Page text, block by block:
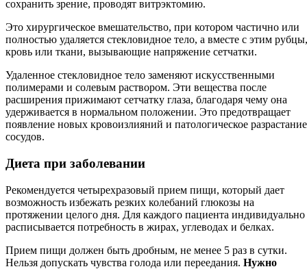
сохранить зрение, проводят витрэктомию.
Это хирургическое вмешательство, при котором частично или
полностью удаляется стекловидное тело, а вместе с этим рубцы,
кровь или ткани, вызывающие напряжение сетчатки.
Удаленное стекловидное тело заменяют искусственными
полимерами и солевым раствором. Эти вещества после
расширения прижимают сетчатку глаза, благодаря чему она
удерживается в нормальном положении. Это предотвращает
появление новых кровоизлияний и патологическое разрастание
сосудов.
Диета при заболевании
Рекомендуется четырехразовый прием пищи, который дает
возможность избежать резких колебаний глюкозы на
протяжении целого дня. Для каждого пациента индивидуально
расписывается потребность в жирах, углеводах и белках.
Прием пищи должен быть дробным, не менее 5 раз в сутки.
Нельзя допускать чувства голода или переедания. Нужно